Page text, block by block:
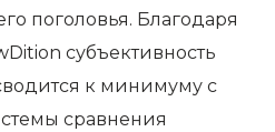
поголовья. Благодаря
субъективность
к минимуму с
сравнения